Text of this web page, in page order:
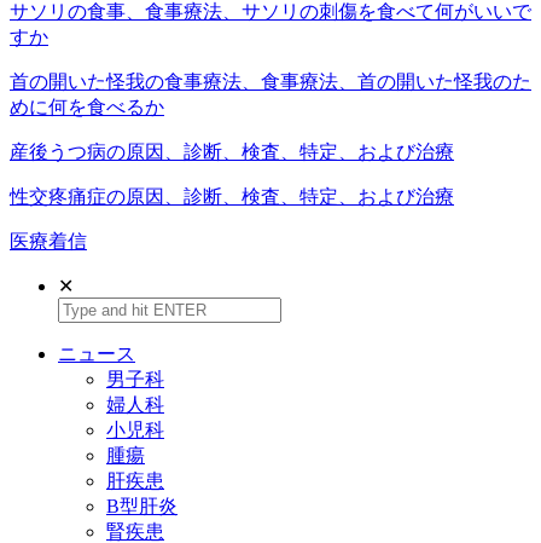
サソリの食事、食事療法、サソリの刺傷を食べて何がいいで
すか
首の開いた怪我の食事療法、食事療法、首の開いた怪我のた
めに何を食べるか
産後うつ病の原因、診断、検査、特定、および治療
性交疼痛症の原因、診断、検査、特定、および治療
医療着信
✕
ニュース
男子科
婦人科
小児科
腫瘍
肝疾患
B型肝炎
腎疾患